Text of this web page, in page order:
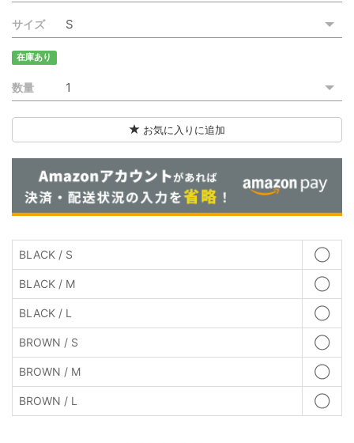
サイズ
在庫あり
数量
お気に入りに追加
BLACK / S ◯
BLACK / M ◯
BLACK / L ◯
BROWN / S ◯
BROWN / M ◯
BROWN / L ◯